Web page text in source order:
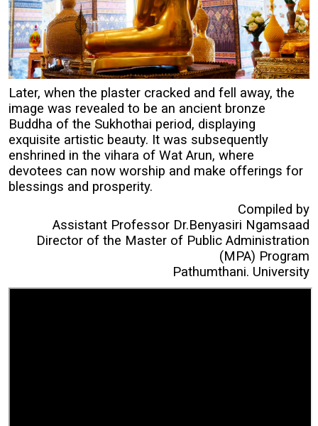
Later, when the plaster cracked and fell away, the
image was revealed to be an ancient bronze
Buddha of the Sukhothai period, displaying
exquisite artistic beauty. It was subsequently
enshrined in the vihara of Wat Arun, where
devotees can now worship and make offerings for
blessings and prosperity.
Compiled by
Assistant Professor Dr.Benyasiri Ngamsaad
Director of the Master of Public Administration
(MPA) Program
Pathumthani. University